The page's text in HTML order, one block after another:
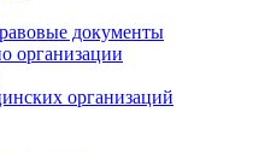
документы
организации
организаций